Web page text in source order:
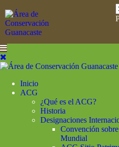
Inicio
ACG
¿Qué es el ACG?
Historia
Designaciones
Convención
Mundial